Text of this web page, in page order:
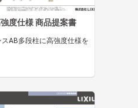
度仕様 商品提案書
AB多段柱に高強度仕様を